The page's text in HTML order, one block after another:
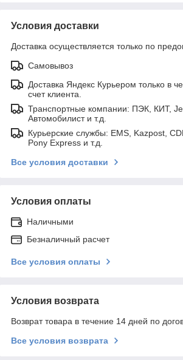
Условия доставки
Доставка осуществляется только по
Самовывоз
Доставка Яндекс Курьером только в
счет клиента.
Транспортные компании: ПЭК, КИТ,
Автомобилист и т.д.
Курьерские службы: EMS, Kazpost,
Pony Express и т.д.
Все условия доставки
Условия оплаты
Наличными
Безналичный расчет
Все условия оплаты
Условия возврата
Возврат товара в течение 14 дней по
Все условия возврата